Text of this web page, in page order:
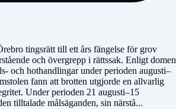
tingsrätt till ett års fängelse för grov
och övergrepp i rättssak. Enligt domen
och hothandlingar under perioden augusti–
fann att brotten utgjorde en allvarlig
Under perioden 21 augusti–15
tilltalade målsäganden, sin närstå...